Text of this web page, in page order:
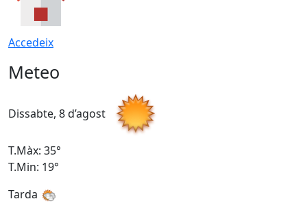
Accedeix
Meteo
Dissabte, 8 d’agost
T.Màx: 35°
T.Min: 19°
Tarda